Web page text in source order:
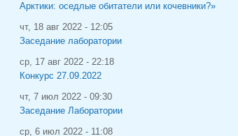
Арктики: оседлые обитатели или кочевники?»
чт, 18 авг 2022 - 12:05
Заседание лаборатории
ср, 17 авг 2022 - 22:18
Конкурс 27.09.2022
чт, 7 июл 2022 - 09:30
Заседание Лаборатории
ср, 6 июл 2022 - 11:08